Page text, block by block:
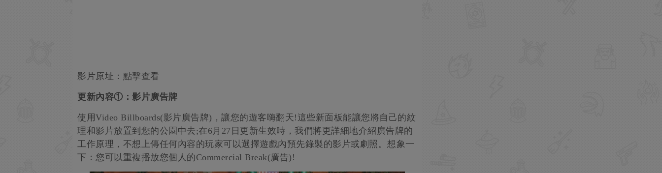
影片原址：點擊查看
更新內容①：影片廣告牌
使用Video Billboards(影片廣告牌)，讓您的遊客嗨翻天!這些新面板能讓您將自己的紋
理和影片放置到您的公園中去;在6月27日更新生效時，我們將更詳細地介紹廣告牌的
工作原理，不想上傳任何內容的玩家可以選擇遊戲內預先錄製的影片或劇照。想象一
下：您可以重複播放您個人的Commercial Break(廣告)!